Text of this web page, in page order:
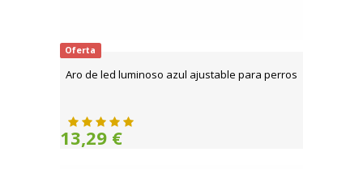
Oferta
Aro de led luminoso azul ajustable para perros
13,29 €